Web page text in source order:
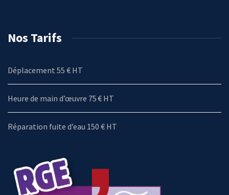
Nos Tarifs
Déplacement 55 € HT
Heure de main d’œuvre 75 € HT
Réparation fuite d’eau 150 € HT